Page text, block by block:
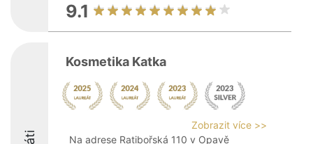
9.1
Kosmetika Katka
Zobrazit více >>
Na adrese Ratibořská 110 v Opavě